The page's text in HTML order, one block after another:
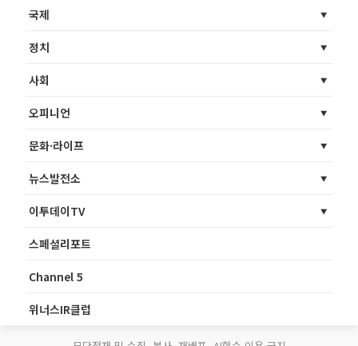
국제
정치
사회
오피니언
문화·라이프
뉴스발전소
이투데이TV
스페셜리포트
Channel 5
위너스IR클럽